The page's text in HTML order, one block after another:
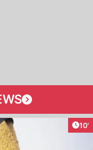
10'